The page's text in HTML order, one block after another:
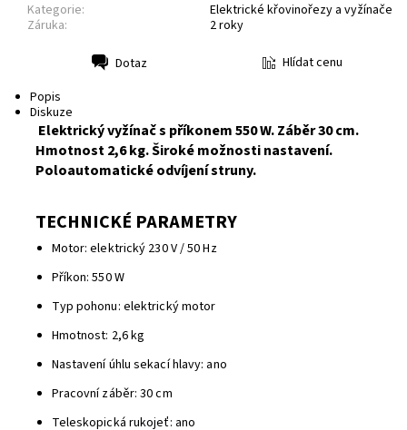
Kategorie:
Elektrické křovinořezy a vyžínače
Záruka:
2 roky
Dotaz
Hlídat cenu
Popis
Diskuze
Elektrický vyžínač s příkonem 550 W. Záběr 30 cm.
Hmotnost 2,6 kg. Široké možnosti nastavení.
Poloautomatické odvíjení struny.
TECHNICKÉ PARAMETRY
Motor: elektrický 230 V / 50 Hz
Příkon: 550 W
Typ pohonu: elektrický motor
Hmotnost: 2,6 kg
Nastavení úhlu sekací hlavy: ano
Pracovní záběr: 30 cm
Teleskopická rukojeť: ano